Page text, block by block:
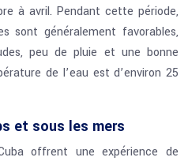
à avril. Pendant cette période,
sont généralement favorables,
peu de pluie et une bonne
de l’eau est d’environ 25
et sous les mers
offrent une expérience de